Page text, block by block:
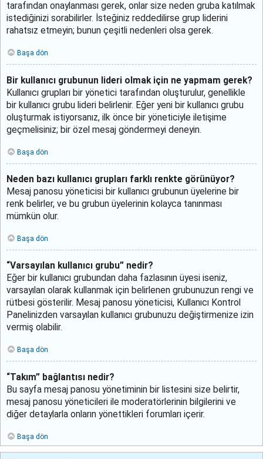
tarafından onaylanması gerek, onlar size neden gruba katılmak
istediğinizi sorabilirler. İsteğiniz reddedilirse grup liderini
rahatsız etmeyin; bunun çeşitli nedenleri olsa gerek.
Başa dön
Bir kullanıcı grubunun lideri olmak için ne yapmam gerek?
Kullanıcı grupları bir yönetici tarafından oluşturulur, genellikle
bir kullanıcı grubu lideri belirlenir. Eğer yeni bir kullanıcı grubu
oluşturmak istiyorsanız, ilk önce bir yöneticiyle iletişime
geçmelisiniz; bir özel mesaj göndermeyi deneyin.
Başa dön
Neden bazı kullanıcı grupları farklı renkte görünüyor?
Mesaj panosu yöneticisi bir kullanıcı grubunun üyelerine bir
renk belirler, ve bu grubun üyelerinin kolayca tanınması
mümkün olur.
Başa dön
“Varsayılan kullanıcı grubu” nedir?
Eğer bir kullanıcı grubundan daha fazlasının üyesi iseniz,
varsayılan olarak kullanmak için belirlenen grubunuzun rengi ve
rütbesi gösterilir. Mesaj panosu yöneticisi, Kullanıcı Kontrol
Panelinizden varsayılan kullanıcı grubunuzu değiştirmenize izin
vermiş olabilir.
Başa dön
“Takım” bağlantısı nedir?
Bu sayfa mesaj panosu yönetiminin bir listesini size belirtir,
mesaj panosu yöneticileri ile moderatörlerinin bilgilerini ve
diğer detaylarla onların yönettikleri forumları içerir.
Başa dön